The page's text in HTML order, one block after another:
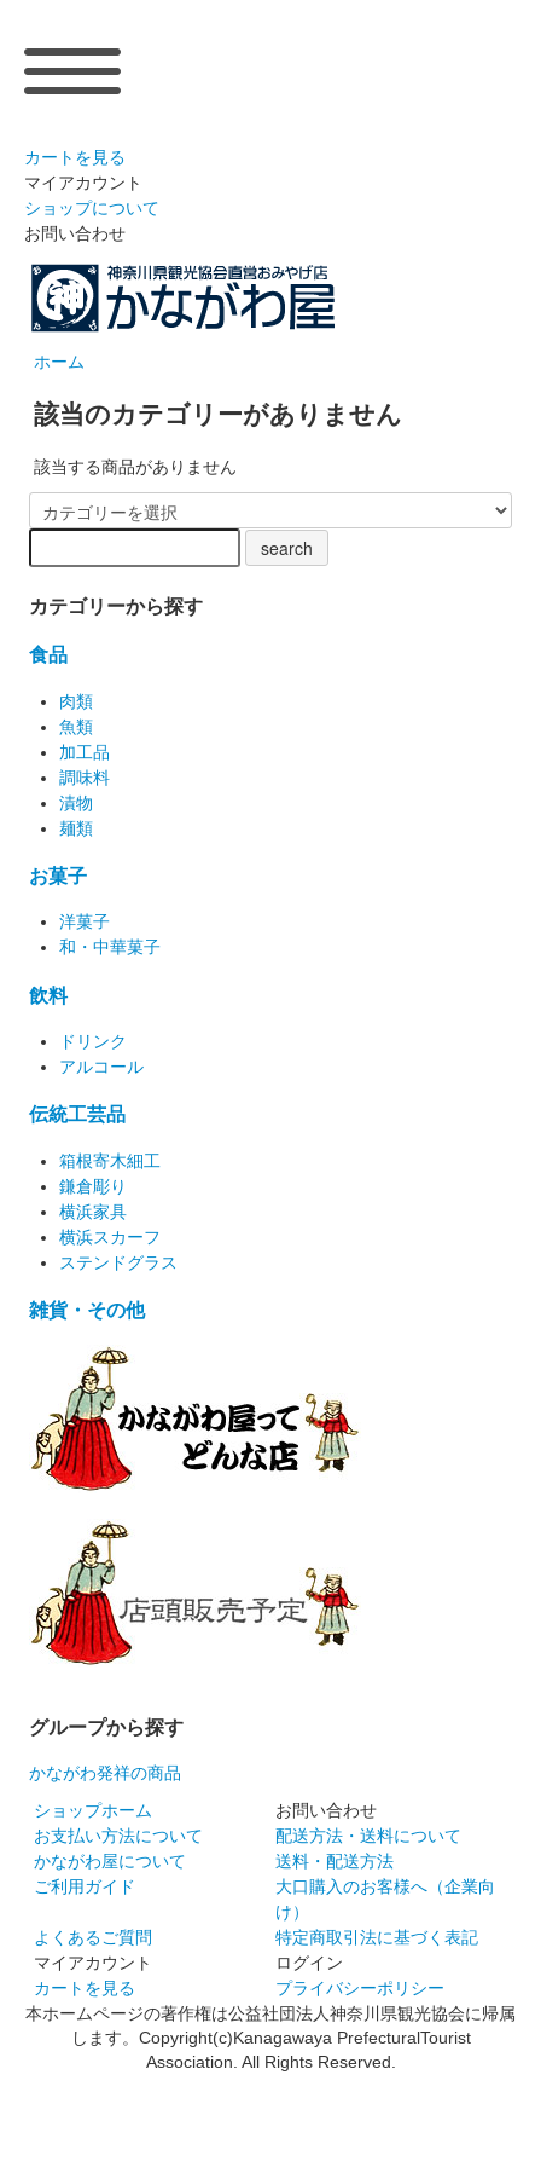
カートを見る
マイアカウント
ショップについて
お問い合わせ
ホーム
該当のカテゴリーがありません
該当する商品がありません
カテゴリーから探す
食品
肉類
魚類
加工品
調味料
漬物
麺類
お菓子
洋菓子
和・中華菓子
飲料
ドリンク
アルコール
伝統工芸品
箱根寄木細工
鎌倉彫り
横浜家具
横浜スカーフ
ステンドグラス
雑貨・その他
グループから探す
かながわ発祥の商品
ショップホーム
お問い合わせ
お支払い方法について
配送方法・送料について
かながわ屋について
送料・配送方法
ご利用ガイド
大口購入のお客様へ（企業向
け）
よくあるご質問
特定商取引法に基づく表記
マイアカウント
ログイン
カートを見る
プライバシーポリシー
本ホームページの著作権は公益社団法人神奈川県観光協会に帰属
します。Copyright(c)Kanagawaya PrefecturalTourist
Association. All Rights Reserved.